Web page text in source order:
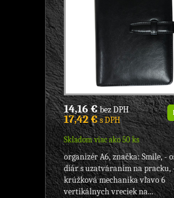
14,16 €bez DPH
17,42 €s DPH
Skladom viac ako 50 ks
organizér A6, značka: Smile, -
diár s uzatváraním na pracku,
krúžková mechanika vľavo 6
vertikálnych vreciek na...